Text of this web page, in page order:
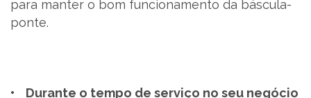
para manter o bom funcionamento da báscula-
ponte.
• Durante o tempo de serviço no seu negócio